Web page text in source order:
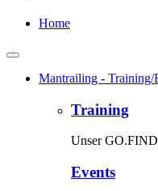
Home
Mantrailing - Training/
Training
Unser
Events